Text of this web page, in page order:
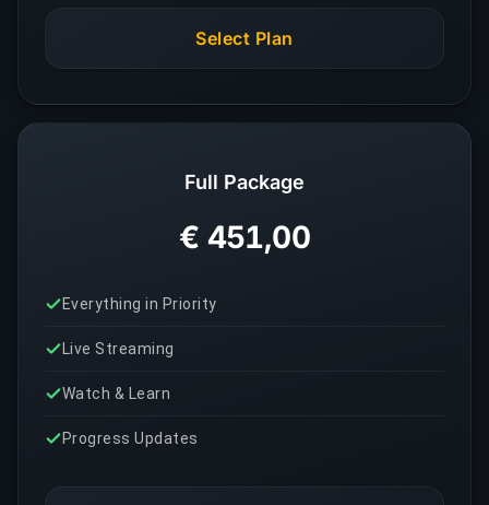
Select Plan
Full Package
€ 451,00
Everything in Priority
Live Streaming
Watch & Learn
Progress Updates